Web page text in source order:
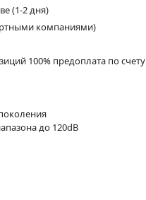
(1-2 дня)
компаниями)
100% предоплата по счету
до 120dB